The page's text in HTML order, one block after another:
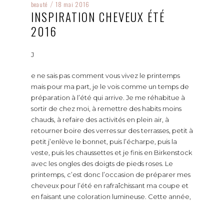
beauté / 18 mai 2016
INSPIRATION CHEVEUX ÉTÉ
2016
J
e ne sais pas comment vous vivez le printemps
mais pour ma part, je le vois comme un temps de
préparation à l’été qui arrive. Je me réhabitue à
sortir de chez moi, à remettre des habits moins
chauds, à refaire des activités en plein air, à
retourner boire des verres sur des terrasses, petit à
petit j’enlève le bonnet, puis l’écharpe, puis la
veste, puis les chaussettes et je finis en Birkenstock
avec les ongles des doigts de pieds roses. Le
printemps, c’est donc l’occasion de préparer mes
cheveux pour l’été en rafraîchissant ma coupe et
en faisant une coloration lumineuse. Cette année,